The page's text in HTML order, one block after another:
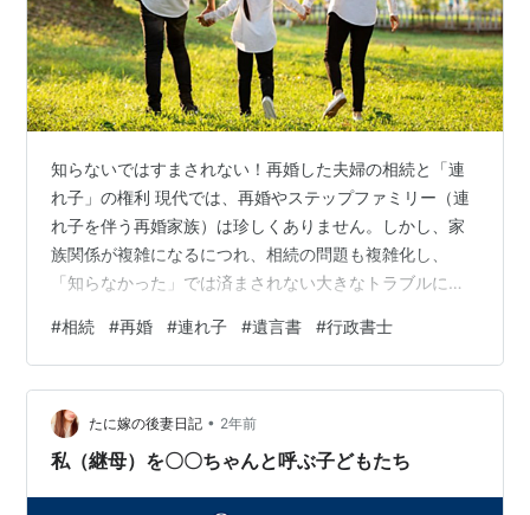
知らないではすまされない！再婚した夫婦の相続と「連
れ子」の権利 現代では、再婚やステップファミリー（連
れ子を伴う再婚家族）は珍しくありません。しかし、家
族関係が複雑になるにつれ、相続の問題も複雑化し、
「知らなかった」では済まされない大きなトラブルに発
に焦点を当て、「連れ子」と「実子」の相続権の違い
や、円満な相続を実現するための対策を行政書士の視点
から解説します。 再婚した夫婦の相続と「連れ子」の権
利 まず、再婚した場合の相続の基本ルールを確認しまし
ょう。 1. 配偶者の相続権 再婚した夫婦であっても、配偶
#相続 #再婚 #連れ子 #遺言書 #行政書士
たに嫁の後妻日記 • 2年前
私（継母）を〇〇ちゃんと呼ぶ子どもたち